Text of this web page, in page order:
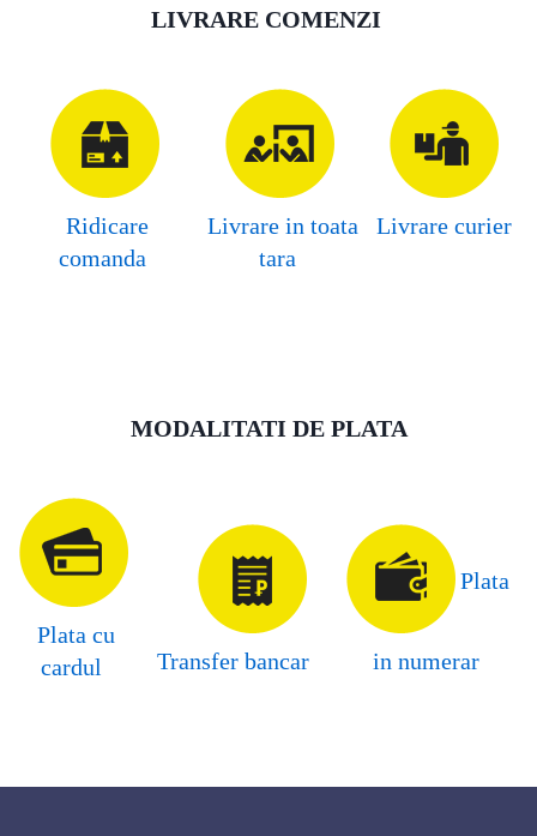
LIVRARE COMENZI
Ridicare
comanda
Livrare in toata
tara
Livrare curier
MODALITATI DE PLATA
Plata cu
cardul
Transfer bancar
Plata
in numerar